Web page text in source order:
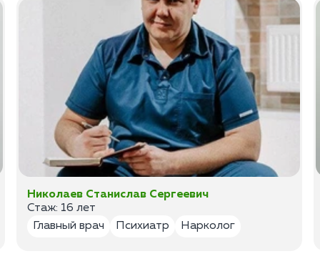
Николаев Станислав Сергеевич
Стаж: 16 лет
Главный врач
Психиатр Нарколог